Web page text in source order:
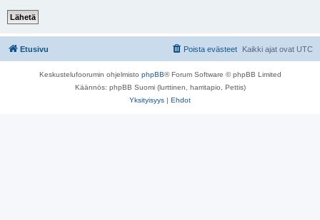
Etusivu Kaikki ajat ovat UTC
Poista evästeet
Keskustelufoorumin ohjelmisto phpBB® Forum Software © phpBB Limited
Käännös: phpBB Suomi (lurttinen, harritapio, Pettis)
Yksityisyys | Ehdot